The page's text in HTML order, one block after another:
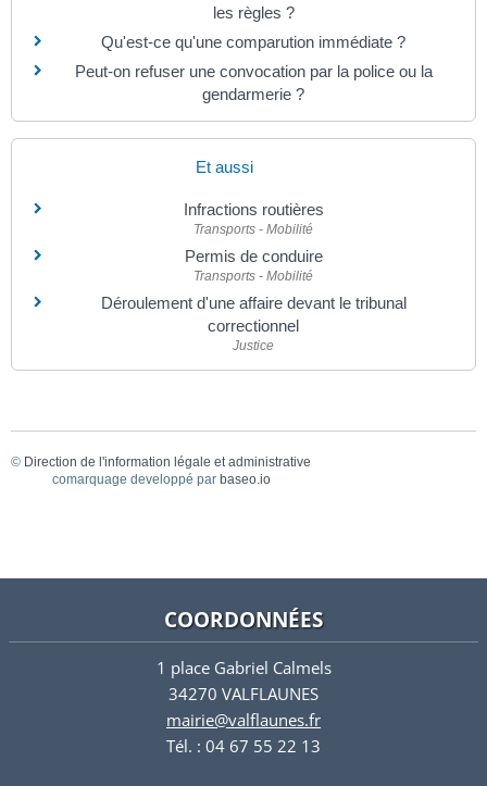
les règles ?
Qu'est-ce qu'une comparution immédiate ?
Peut-on refuser une convocation par la police ou la
gendarmerie ?
Et aussi
Infractions routières
Transports - Mobilité
Permis de conduire
Transports - Mobilité
Déroulement d'une affaire devant le tribunal
correctionnel
Justice
© Direction de l'information légale et administrative
comarquage developpé par baseo.io
COORDONNÉES
1 place Gabriel Calmels
34270 VALFLAUNES
mairie@valflaunes.fr
Tél. : 04 67 55 22 13